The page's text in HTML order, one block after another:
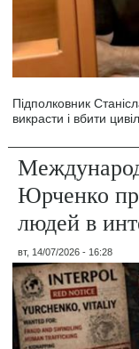
Підполковник
викрасти і вбити
Юрченко
людей в
вт, 14/07/2026 - 16:28